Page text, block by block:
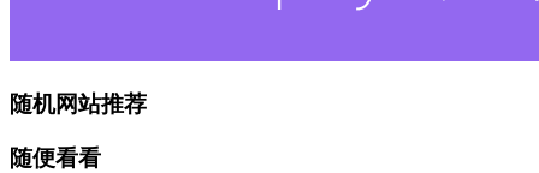
随机网站推荐
随便看看